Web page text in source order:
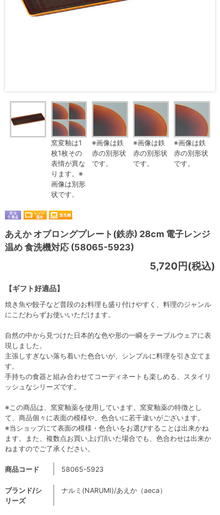
窯変釉は1
枚1枚その
表情が異な
ります。※
画像は別形
状です。
※画像は鉄
赤の別形状
です。
※画像は鉄
赤の別形状
です。
※画像は鉄
赤の別形状
です。
あえか オブロングプレート(鉄赤) 28cm 電子レンジ
温め 食洗機対応 (58065-5923)
【ギフト好適品】
5,720円(税込)
商品コード 58065-5923
ブランド/シ
リーズ
ナルミ(NARUMI)/あえか（aeca）
焼き魚や餃子など普段のお料理も盛り付けやすく、料理のジャンル
にこだわらずお使いいただけます。
自然の中から見つけた日本的な色や形の一瞬をテーブルウェアに表
現しました。
主張しすぎない落ち着いた色合いが、シンプルに料理を引き立てま
す。
手持ちの食器と組み合わせてコーディネートも楽しめる、スタイリ
ッシュなシリーズです。
※この商品は、窯変釉薬を使用しています。窯変釉薬の特徴とし
て、商品個々に表面の模様や、色合いに若干違いがございます。
※当ショップにて表面の模様・色合いをお選びすることは出来かね
ます。また、複数点お買い上げ頂いた場合でも、色合わせは出来か
ねますのでご了承ください。